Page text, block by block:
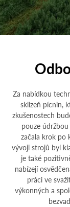
Za nabídkou
sklizeň pícnin,
zkušenostech
pouze
začala krok po
vývoji strojů byl
je také
nabízejí
práci ve
výkonných a